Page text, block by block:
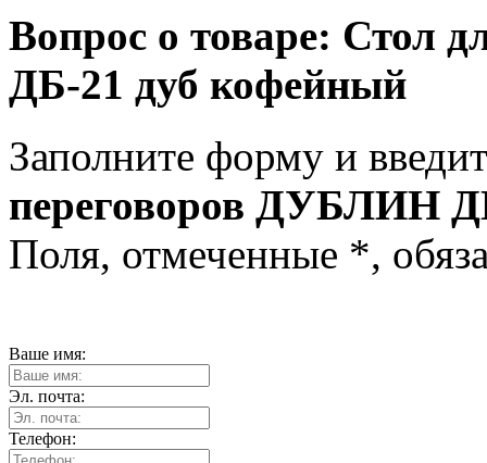
Вопрос о товаре: Стол
ДБ-21 дуб кофейный
Заполните форму и
переговоров ДУБЛИН
Поля, отмеченные *,
Ваше имя:
Эл. почта:
Телефон: